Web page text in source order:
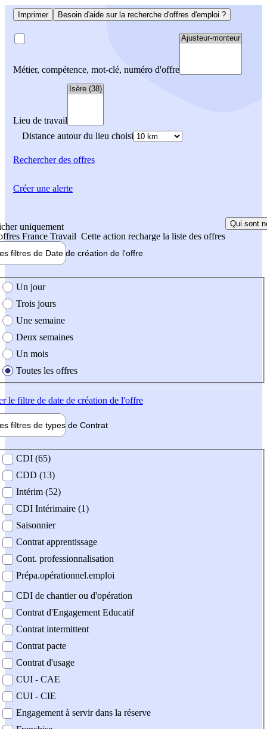
Imprimer Besoin d'aide sur la recherche d'offres d'emploi ?
Métier, compétence, mot-clé, numéro d'offre
Lieu de travail
Distance autour du lieu choisi
Rechercherdes offres
uniquement
France Travail Cette action recharge la liste des offres
Qui sont
filtres de Date de création de l'offre
création de l'offre
Un jour
Trois jours
Une semaine
Deux semaines
Un mois
Toutes les offres
le filtre de date de création de l'offre
filtres de types de Contrat
contrat
CDI (65)
CDD (13)
Intérim (52)
CDI Intérimaire (1)
Saisonnier
Contrat apprentissage
Cont. professionnalisation
Prépa.opérationnel.emploi
CDI de chantier ou d'opération
Contrat d'Engagement Educatif
Contrat intermittent
Contrat pacte
Contrat d'usage
CUI - CAE
CUI - CIE
Engagement à servir dans la réserve
Créer une alerte